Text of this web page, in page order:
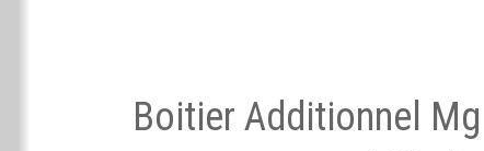
Boitier Additionnel Mg